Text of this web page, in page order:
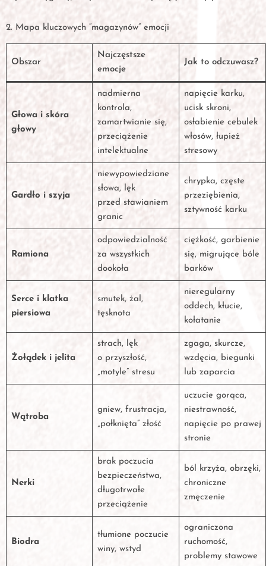
2. Mapa kluczowych “magazynów” emocji
Obszar
Najczęstsze
emocje
Jak to odczuwasz?
Głowa i skóra
głowy
nadmierna
kontrola,
zamartwianie się,
przeciążenie
intelektualne
napięcie karku,
ucisk skroni,
osłabienie cebulek
włosów, łupież
stresowy
Gardło i szyja
niewypowiedziane
słowa, lęk
przed stawianiem
granic
chrypka, częste
przeziębienia,
sztywność karku
Ramiona
odpowiedzialność
za wszystkich
dookoła
ciężkość, garbienie
się, migrujące bóle
barków
Serce i klatka
piersiowa
smutek, żal,
tęsknota
nieregularny
oddech, kłucie,
kołatanie
Żołądek i jelita
strach, lęk
o przyszłość,
„motyle” stresu
zgaga, skurcze,
wzdęcia, biegunki
lub zaparcia
Wątroba
gniew, frustracja,
„połknięta” złość
uczucie gorąca,
niestrawność,
napięcie po prawej
stronie
Nerki
brak poczucia
bezpieczeństwa,
długotrwałe
przeciążenie
ból krzyża, obrzęki,
chroniczne
zmęczenie
Biodra
tłumione poczucie
winy, wstyd
ograniczona
ruchomość,
problemy stawowe